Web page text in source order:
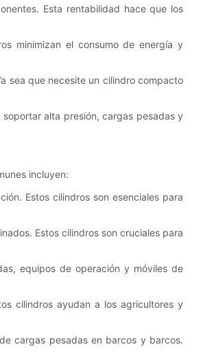
Esta rentabilidad hace que los
minimizan el consumo de energía y
sea que necesite un cilindro compacto
alta presión, cargas pesadas y
incluyen:
Estos cilindros son esenciales para
Estos cilindros son cruciales para
equipos de operación y móviles de
cilindros ayudan a los agricultores y
cargas pesadas en barcos y barcos.